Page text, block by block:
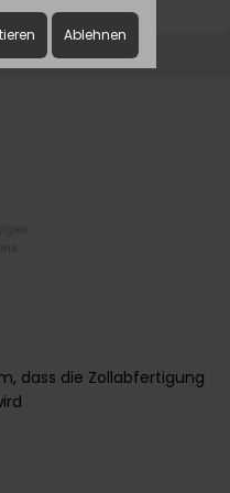
dass die Zollabfertigung
Ablehnen